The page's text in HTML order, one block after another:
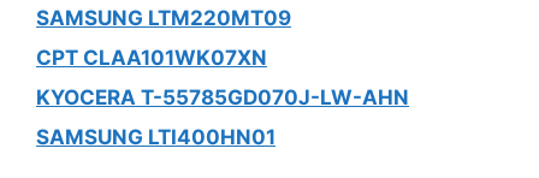
SAMSUNG LTM220MT09
CPT CLAA101WK07XN
KYOCERA T-55785GD070J-LW-AHN
SAMSUNG LTI400HN01